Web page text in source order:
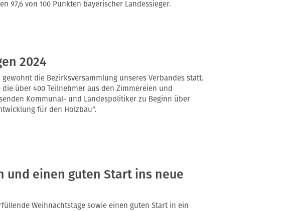
97,6 von 100 Punkten bayerischer Landessieger.
2024
die Bezirksversammlung unseres Verbandes statt.
über 400 Teilnehmer aus den Zimmereien und
Kommunal- und Landespolitiker zu Beginn über
für den Holzbau“.
und einen guten Start ins neue
Weihnachtstage sowie einen guten Start in ein